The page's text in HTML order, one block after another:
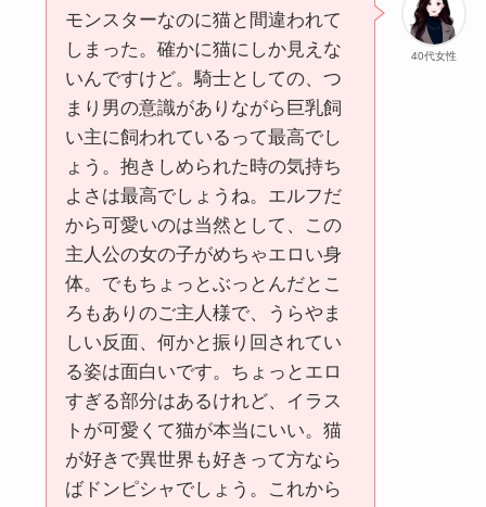
40代女性
モンスターなのに猫と間違われて
しまった。確かに猫にしか見えな
いんですけど。騎士としての、つ
まり男の意識がありながら巨乳飼
い主に飼われているって最高でし
ょう。抱きしめられた時の気持ち
よさは最高でしょうね。エルフだ
から可愛いのは当然として、この
主人公の女の子がめちゃエロい身
体。でもちょっとぶっとんだとこ
ろもありのご主人様で、うらやま
しい反面、何かと振り回されてい
る姿は面白いです。ちょっとエロ
すぎる部分はあるけれど、イラス
トが可愛くて猫が本当にいい。猫
が好きで異世界も好きって方なら
ばドンピシャでしょう。これから